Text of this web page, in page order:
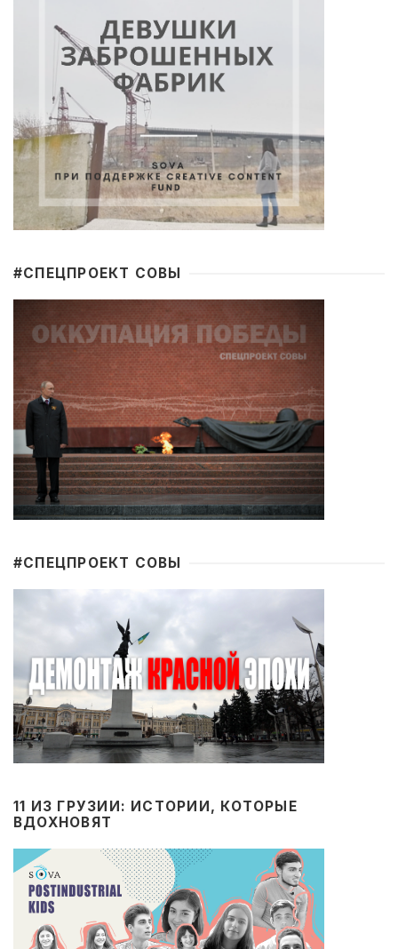
#CПЕЦПРОЕКТ СОВЫ
#CПЕЦПРОЕКТ СОВЫ
11 ИЗ ГРУЗИИ: ИСТОРИИ, КОТОРЫЕ
ВДОХНОВЯТ